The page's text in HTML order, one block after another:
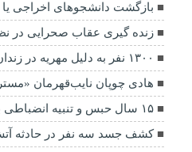
بازگشت دانشجوهای اخراجی یا
زنده گیری عقاب صحرایی در
۱۳۰۰ نفر به دلیل مهریه در زندان هستند
هادی چوپان نایب‌قهرمان «مستر المپیا
۱۵ سال حبس و تنبیه انضباطی برای تتلو
کشف جسد سه نفر در حادثه